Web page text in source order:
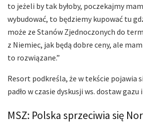
to jeżeli by tak byłoby, poczekajmy
wybudować, to będziemy kupować tu
może ze Stanów Zjednoczonych do
z Niemiec, jak będą dobre ceny, ale
to rozwiązane.”
Resort podkreśla, że w tekście pojawia
padło w czasie dyskusji ws. dostaw gazu
MSZ: Polska sprzeciwia się